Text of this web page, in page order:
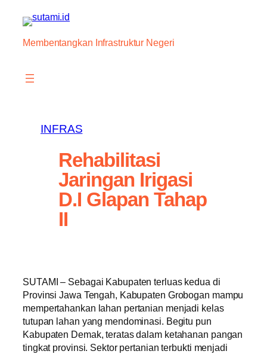
content
Membentangkan Infrastruktur Negeri
INFRAS
Rehabilitasi
Jaringan Irigasi
D.I Glapan Tahap
II
SUTAMI – Sebagai Kabupaten terluas kedua di
Provinsi Jawa Tengah, Kabupaten Grobogan mampu
mempertahankan lahan pertanian menjadi kelas
tutupan lahan yang mendominasi. Begitu pun
Kabupaten Demak, teratas dalam ketahanan pangan
tingkat provinsi. Sektor pertanian terbukti menjadi